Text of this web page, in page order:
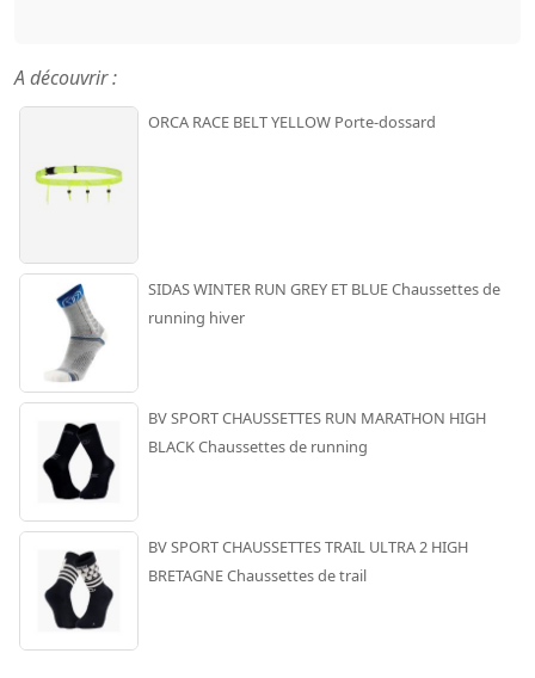
A découvrir :
ORCA RACE BELT YELLOW Porte-dossard
SIDAS WINTER RUN GREY ET BLUE Chaussettes de
running hiver
BV SPORT CHAUSSETTES RUN MARATHON HIGH
BLACK Chaussettes de running
BV SPORT CHAUSSETTES TRAIL ULTRA 2 HIGH
BRETAGNE Chaussettes de trail